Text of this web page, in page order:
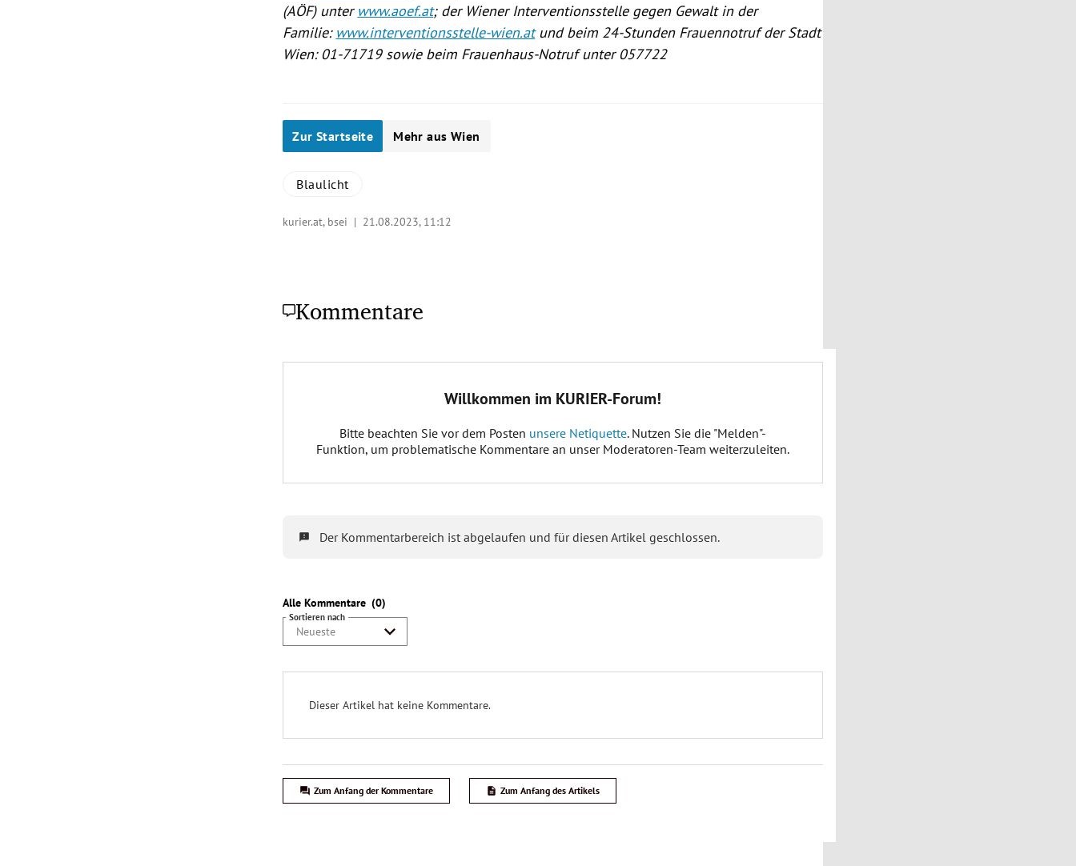
(AÖF) unter www.aoef.at; der Wiener Interventionsstelle gegen Gewalt in der
Familie: www.interventionsstelle-wien.atund beim 24-Stunden Frauennotruf der Stadt
Wien: 01-71719 sowie beim Frauenhaus-Notruf unter 057722
Zur Startseite Mehr aus Wien
Blaulicht
kurier.at, bsei | 21.08.2023, 11:12
Kommentare